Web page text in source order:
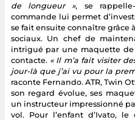
de longueur », se
commande lui permet
se fait ensuite connaître grâce
sociaux. Un chef de
intrigué par une maquette
contacte. « Il m’a fait visiter
jour-là que j’ai vu pour la
raconte Fernando. ATR, Twin
son regard évolue, ses
un instructeur impressionné
vol. Pour l’enfant d’Ivato, le